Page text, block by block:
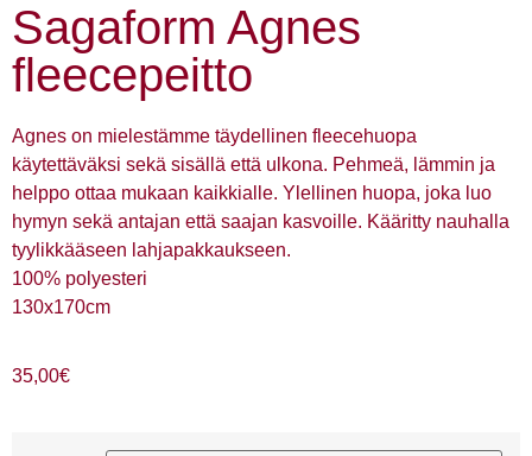
Sagaform Agnes
fleecepeitto
Agnes on mielestämme täydellinen fleecehuopa
käytettäväksi sekä sisällä että ulkona. Pehmeä, lämmin ja
helppo ottaa mukaan kaikkialle. Ylellinen huopa, joka luo
hymyn sekä antajan että saajan kasvoille. Kääritty nauhalla
tyylikkääseen lahjapakkaukseen.
100% polyesteri
130x170cm
35,00€